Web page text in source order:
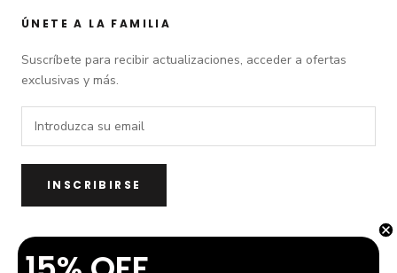
ÚNETE A LA FAMILIA
Suscríbete para recibir actualizaciones, acceder a ofertas
exclusivas y más.
INSCRIBIRSE